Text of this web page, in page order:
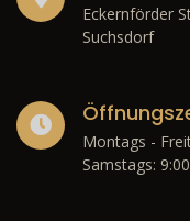
Eckernförder
Suchsdorf
Montags -
Samstags: